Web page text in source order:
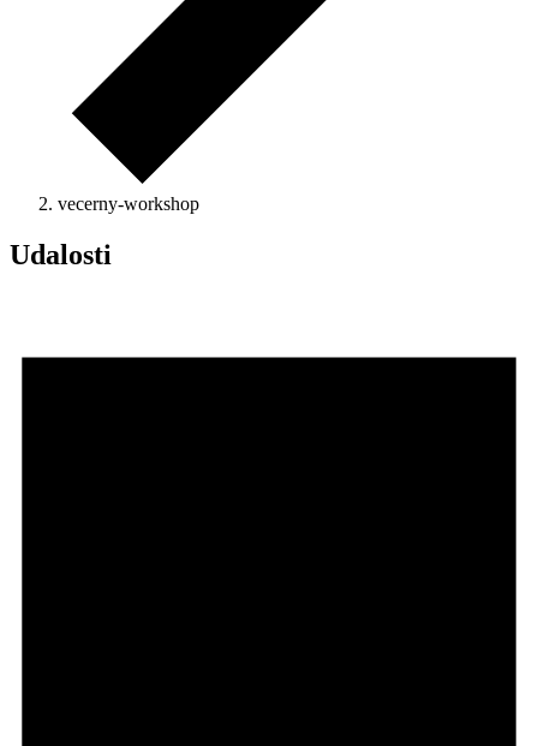
vecerny-workshop
Udalosti